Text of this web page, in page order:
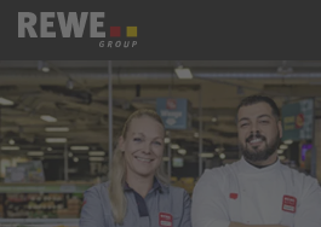
Zum Inhalt springen
Startseite
REWE Group als